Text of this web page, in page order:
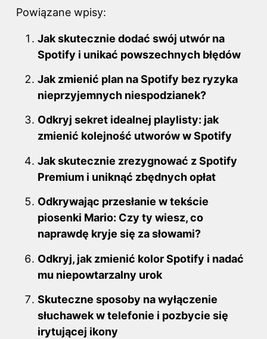
c
e
b
o
o
k
er
e
st
di
t
bl
r
e
dI
n
Powiązane wpisy:
Jak skutecznie dodać swój utwór na
Spotify i unikać powszechnych błędów
Jak zmienić plan na Spotify bez ryzyka
nieprzyjemnych niespodzianek?
Odkryj sekret idealnej playlisty: jak
zmienić kolejność utworów w Spotify
Jak skutecznie zrezygnować z Spotify
Premium i uniknąć zbędnych opłat
Odkrywając przesłanie w tekście
piosenki Mario: Czy ty wiesz, co
naprawdę kryje się za słowami?
Odkryj, jak zmienić kolor Spotify i nadać
mu niepowtarzalny urok
Skuteczne sposoby na wyłączenie
słuchawek w telefonie i pozbycie się
irytującej ikony